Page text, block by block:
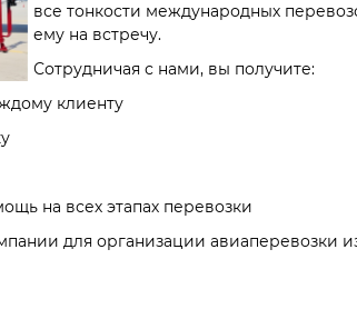
все тонкости международных
ему на встречу.
Сотрудничая с нами, вы получите:
клиенту
на всех этапах перевозки
для организации авиаперевозки